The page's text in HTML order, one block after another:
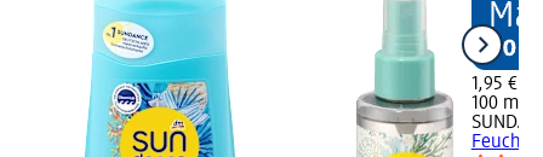
1,95 €
100 ml